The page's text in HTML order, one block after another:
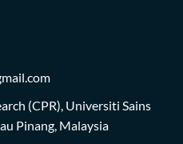
(CPR), Universiti Sains
Pinang, Malaysia